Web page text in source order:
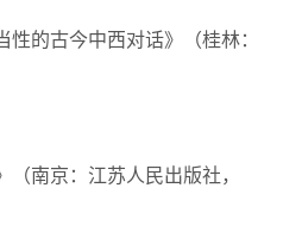
的古今中西对话》（桂林：
南京：江苏人民出版社，